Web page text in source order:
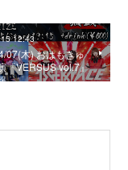
12:43
07(木) おはもきゅ
『VERSUS vol.7』